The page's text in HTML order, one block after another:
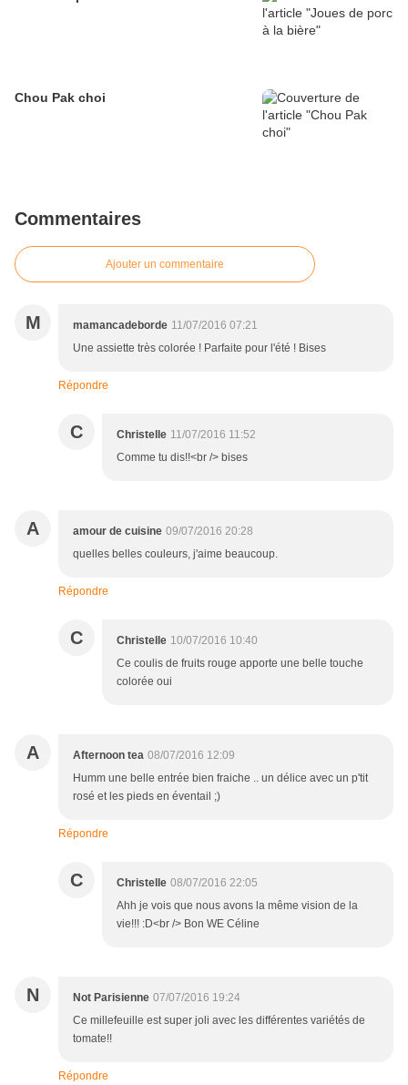
Chou Pak choi
Commentaires
Ajouter un commentaire
M mamancadeborde 11/07/2016 07:21
Une assiette très colorée ! Parfaite pour l'été ! Bises
Répondre
C Christelle 11/07/2016 11:52
Comme tu dis!!<br /> bises
A amour de cuisine 09/07/2016 20:28
quelles belles couleurs, j'aime beaucoup.
Répondre
C Christelle 10/07/2016 10:40
Ce coulis de fruits rouge apporte une belle touche
colorée oui
A Afternoon tea 08/07/2016 12:09
Humm une belle entrée bien fraiche .. un délice avec un p'tit
rosé et les pieds en éventail ;)
Répondre
C Christelle 08/07/2016 22:05
Ahh je vois que nous avons la même vision de la
vie!!! :D<br /> Bon WE Céline
N Not Parisienne 07/07/2016 19:24
Ce millefeuille est super joli avec les différentes variétés de
tomate!!
Répondre